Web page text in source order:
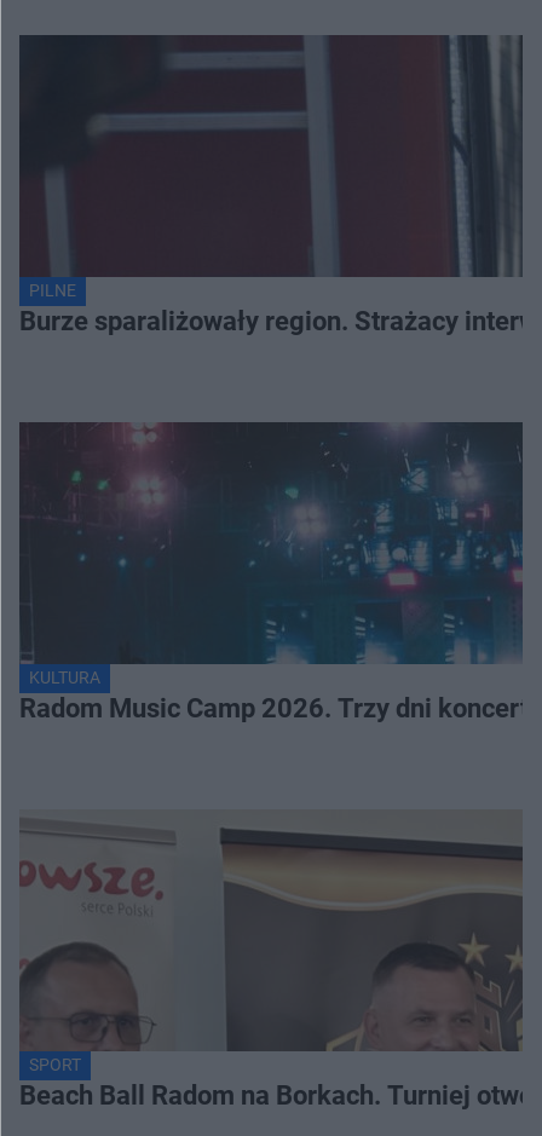
PILNE
Burze sparaliżowały region. Strażacy
KULTURA
Radom Music Camp 2026. Trzy dni
SPORT
Beach Ball Radom na Borkach. Turniej